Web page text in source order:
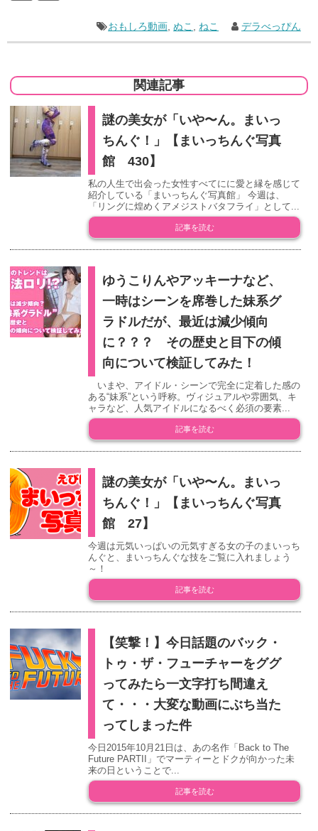
おもしろ動画 ,ぬこ ねこ デラべっぴん
関連記事
謎の美女が「いや〜ん。まいっ
ちんぐ！」【まいっちんぐ写真
館 430】
私の人生で出会った女性すべてにに愛と縁を感じて
紹介している「まいっちんぐ写真館」 今週は、
「リングに煌めくアメジストバタフライ」として...
記事を読む
ゆうこりんやアッキーナなど、
一時はシーンを席巻した妹系グ
ラドルだが、最近は減少傾向
に？？？ その歴史と目下の傾
向について検証してみた！
いまや、アイドル・シーンで完全に定着した感の
ある“妹系”という呼称。ヴィジュアルや雰囲気、キ
ャラなど、人気アイドルになるべく必須の要素...
記事を読む
謎の美女が「いや〜ん。まいっ
ちんぐ！」【まいっちんぐ写真
館 27】
今週は元気いっぱいの元気すぎる女の子のまいっち
んぐと、まいっちんぐな技をご覧に入れましょう
～！
記事を読む
【笑撃！】今日話題のバック・
トゥ・ザ・フューチャーをググ
ってみたら一文字打ち間違え
て・・・大変な動画にぶち当た
ってしまった件
今日2015年10月21日は、あの名作「Back to The
Future PARTII」でマーティーとドクが向かった未
来の日ということで...
記事を読む